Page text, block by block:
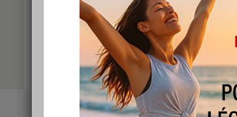
111 - 120 121 - 130 131 - 140141 - 148 »
‹ Préc. 101 102 103 104 105
RENTREE LUNDI
ARRET!!!!
publié le 02/09/2010 à 10:43